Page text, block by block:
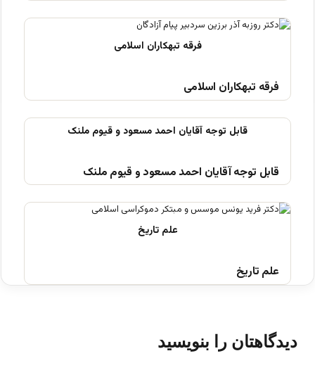
فرقه تبهکاران اسلامی
قابل توجه آقایان احمد مسعود و قیوم ملنک
علم تاریخ
دیدگاهتان را بنویسید